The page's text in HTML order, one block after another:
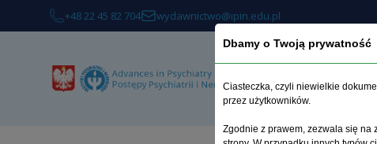
+48 22 45 82 704 wydawnictwo@ipin.edu.pl
O
Dbamy o Twoją prywatność
Ciasteczka, czyli niewielkie
przez użytkowników.
Zgodnie z prawem, zezwala się na